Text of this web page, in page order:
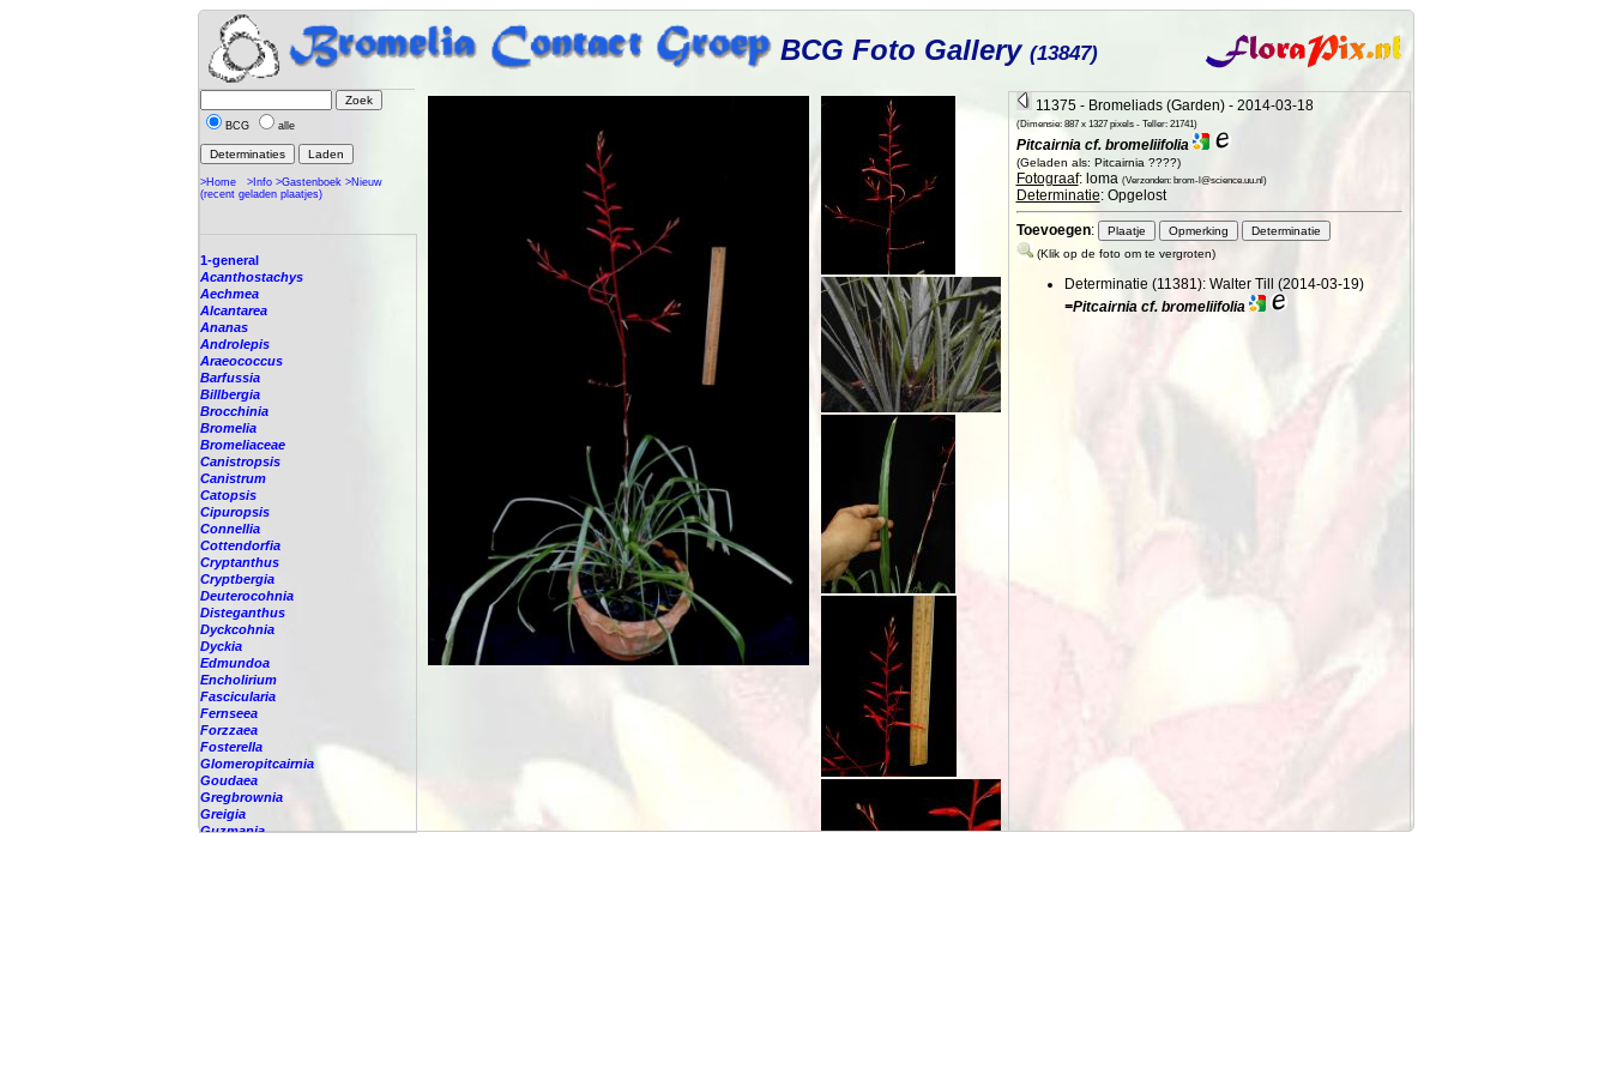
BCG Foto Gallery (13847)
BCG alle
>Home >Info >Gastenboek >Nieuw
(recent geladen plaatjes)
1-general
Acanthostachys
Aechmea
Alcantarea
Ananas
Androlepis
Araeococcus
Barfussia
Billbergia
Brocchinia
Bromelia
Bromeliaceae
Canistropsis
Canistrum
Catopsis
Cipuropsis
Connellia
Cottendorfia
Cryptanthus
Cryptbergia
Deuterocohnia
Disteganthus
Dyckcohnia
Dyckia
Edmundoa
Encholirium
Fascicularia
Fernseea
Forzzaea
Fosterella
Glomeropitcairnia
Goudaea
Gregbrownia
Greigia
Guzmania
11375 - Bromeliads (Garden) - 2014-03-18
(Dimensie: 887 x 1327 pixels - Teller: 21741)
Pitcairnia cf. bromeliifolia
(Geladen als: Pitcairnia ????)
Fotograaf: loma (Verzonden: brom-l@science.uu.nl)
Determinatie: Opgelost
Toevoegen:
(Klik op de foto om te vergroten)
Determinatie (11381): Walter Till (2014-03-19)
=Pitcairnia cf. bromeliifolia